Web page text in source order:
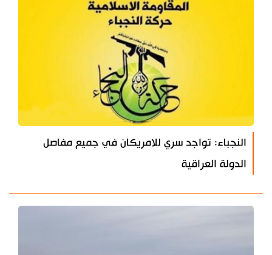
النجباء: تواجد سري للامريكان في جميع مفاصل
الدولة العراقية